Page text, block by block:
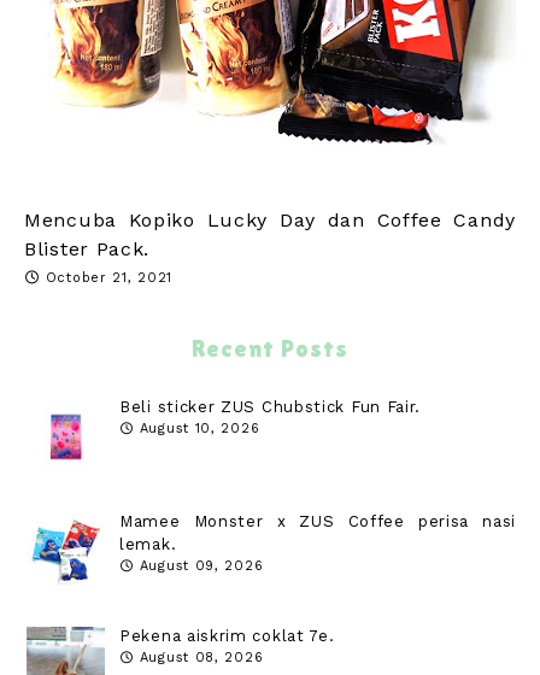
Mencuba Kopiko Lucky Day dan Coffee Candy
Blister Pack.
October 21, 2021
Recent Posts
Beli sticker ZUS Chubstick Fun Fair.
August 10, 2026
Mamee Monster x ZUS Coffee perisa nasi
lemak.
August 09, 2026
Pekena aiskrim coklat 7e.
August 08, 2026